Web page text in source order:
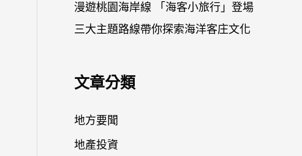
漫遊桃園海岸線 「海客小旅行」登場
三大主題路線帶你探索海洋客庄文化
文章分類
地方要聞
地產投資